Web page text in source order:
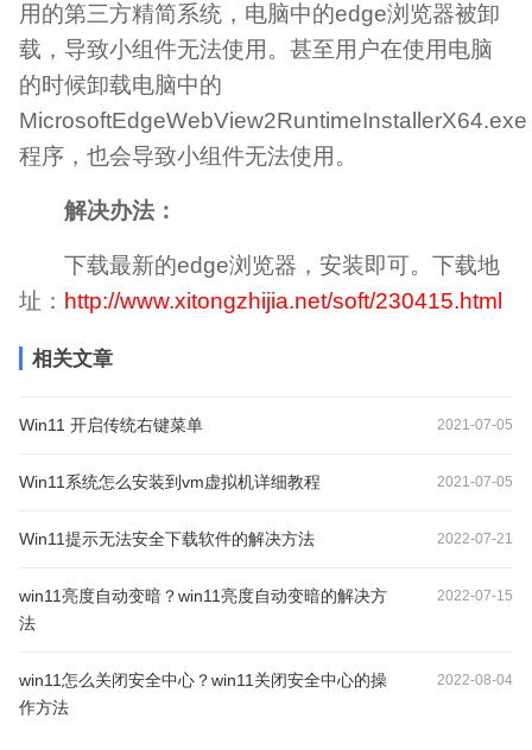
用的第三方精简系统，电脑中的edge浏览器被卸
载，导致小组件无法使用。甚至用户在使用电脑
的时候卸载电脑中的
MicrosoftEdgeWebView2RuntimeInstallerX64.exe
程序，也会导致小组件无法使用。
解决办法：
下载最新的edge浏览器，安装即可。下载地
址： http://www.xitongzhijia.net/soft/230415.html
相关文章
Win11 开启传统右键菜单 2021-07-05
Win11系统怎么安装到vm虚拟机详细教程 2021-07-05
Win11提示无法安全下载软件的解决方法 2022-07-21
win11亮度自动变暗？win11亮度自动变暗的解决方
法
2022-07-15
win11怎么关闭安全中心？win11关闭安全中心的操
作方法
2022-08-04